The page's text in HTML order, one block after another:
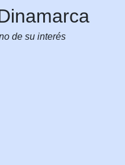
de su interés